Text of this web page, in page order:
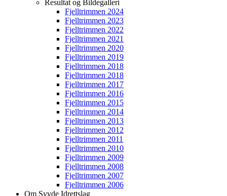
Resultat og Bildegalleri
Fjelltrimmen 2024
Fjelltrimmen 2023
Fjelltrimmen 2022
Fjelltrimmen 2021
Fjelltrimmen 2020
Fjelltrimmen 2019
Fjelltrimmen 2018
Fjelltrimmen 2018
Fjelltrimmen 2017
Fjelltrimmen 2016
Fjelltrimmen 2015
Fjelltrimmen 2014
Fjelltrimmen 2013
Fjelltrimmen 2012
Fjelltrimmen 2011
Fjelltrimmen 2010
Fjelltrimmen 2009
Fjelltrimmen 2008
Fjelltrimmen 2007
Fjelltrimmen 2006
Om Syvde Idrettslag